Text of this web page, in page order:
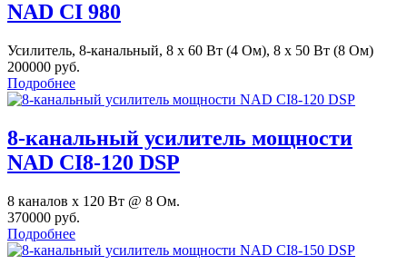
NAD CI 980
Усилитель, 8-канальный, 8 х 60 Вт (4 Ом), 8 х 50 Вт (8 Ом)
200000 руб.
Подробнее
8-канальный усилитель мощности
NAD CI8-120 DSP
8 каналов х 120 Вт @ 8 Ом.
370000 руб.
Подробнее